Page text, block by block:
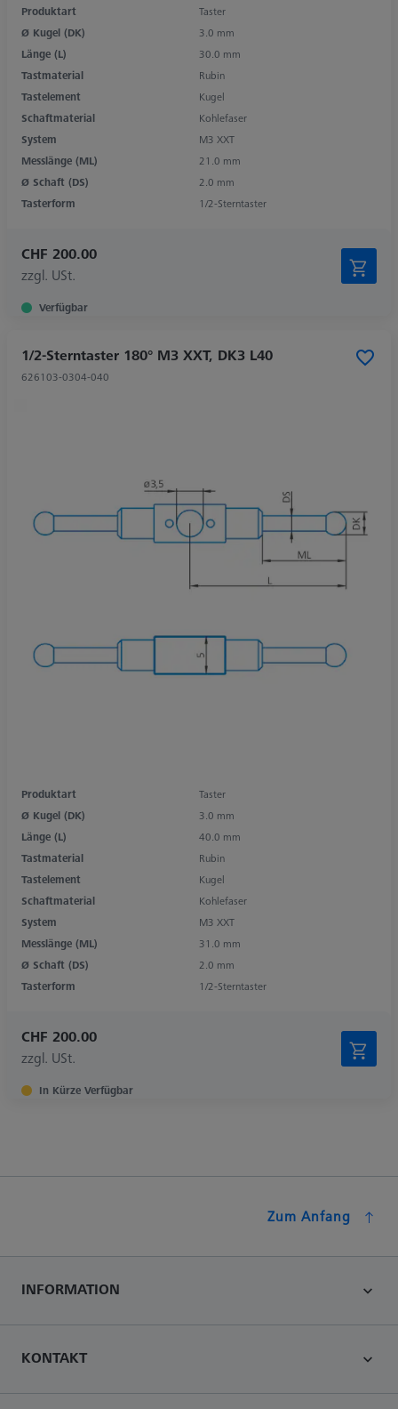
Produktart
Taster
Ø Kugel (DK)
3.0 mm
Länge (L)
30.0 mm
Tastmaterial
Rubin
Tastelement
Kugel
Schaftmaterial
Kohlefaser
System
M3 XXT
Messlänge (ML)
21.0 mm
Ø Schaft (DS)
2.0 mm
Tasterform
1/2-Sterntaster
CHF 200.00
zzgl. USt.
Verfügbar
1/2-Sterntaster 180° M3 XXT, DK3 L40
626103-0304-040
Produktart
Taster
Ø Kugel (DK)
3.0 mm
Länge (L)
40.0 mm
Tastmaterial
Rubin
Tastelement
Kugel
Schaftmaterial
Kohlefaser
System
M3 XXT
Messlänge (ML)
31.0 mm
Ø Schaft (DS)
2.0 mm
Tasterform
1/2-Sterntaster
CHF 200.00
zzgl. USt.
In Kürze Verfügbar
Zum Anfang
INFORMATION
KONTAKT